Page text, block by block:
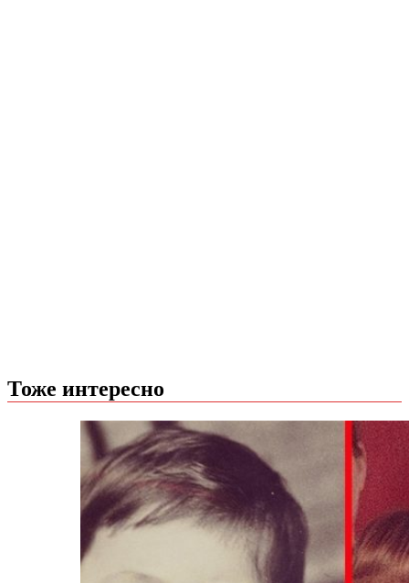
Тоже интересно